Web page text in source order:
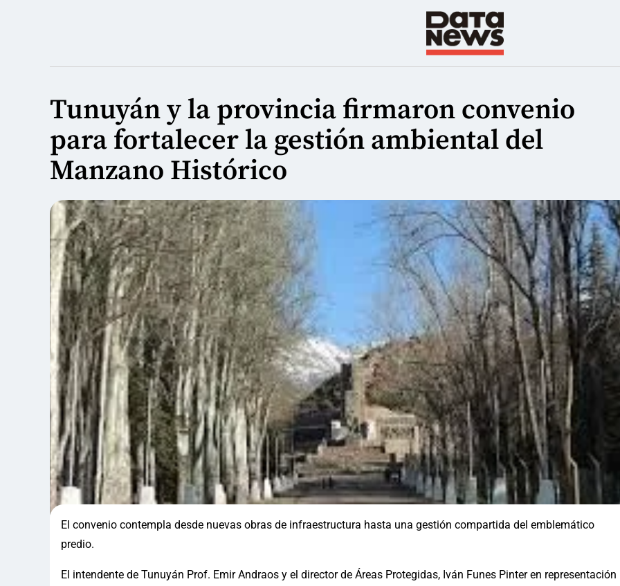
Tunuyán y la provincia firmaron convenio
para fortalecer la gestión ambiental del
Manzano Histórico
El convenio contempla desde nuevas obras de infraestructura hasta una gestión compartida del emblemático
predio.
El intendente de Tunuyán Prof. Emir Andraos y el director de Áreas Protegidas, Iván Funes Pinter en representación